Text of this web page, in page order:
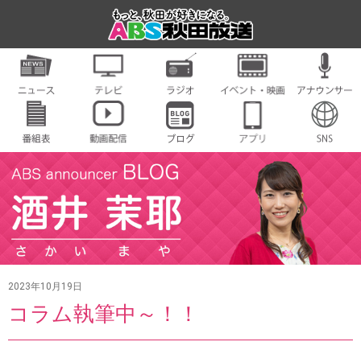
2023年10月19日
コラム執筆中～！！